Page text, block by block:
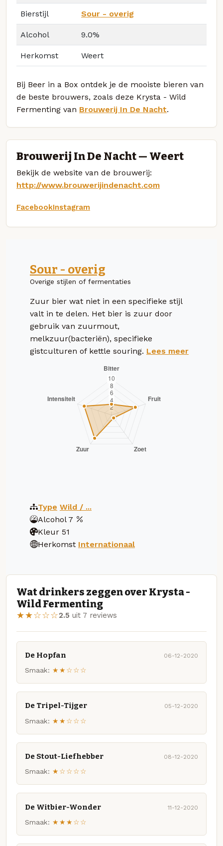
Bierstijl Sour - overig
Alcohol 9.0%
Herkomst Weert
Bij Beer in a Box ontdek je de mooiste bieren van
de beste brouwers, zoals deze Krysta - Wild
Fermenting van Brouwerij In De Nacht.
Brouwerij In De Nacht — Weert
Bekijk de website van de brouwerij:
http://www.brouwerijindenacht.com
FacebookInstagram
Sour - overig
Overige stijlen of fermentaties
Zuur bier wat niet in een specifieke stijl
valt in te delen. Het bier is zuur door
gebruik van zuurmout,
melkzuur(bacteriën), specifieke
gistculturen of kettle souring. Lees meer
Type Wild / ...
Alcohol 7
Kleur 51
Herkomst Internationaal
Wat drinkers zeggen over Krysta -
Wild Fermenting
★★☆☆☆2.5 uit 7 reviews
De Hopfan 06-12-2020
Smaak: ★★☆☆☆
De Tripel-Tijger 05-12-2020
Smaak: ★★☆☆☆
De Stout-Liefhebber 08-12-2020
Smaak: ★☆☆☆☆
De Witbier-Wonder 11-12-2020
Smaak: ★★★☆☆